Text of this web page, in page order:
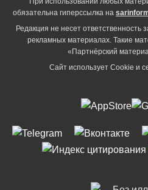
обязательна гиперссылка на
Редакция не несет
рекламных материалах. Такие
«Партнёрский
Сайт использует Cookie и